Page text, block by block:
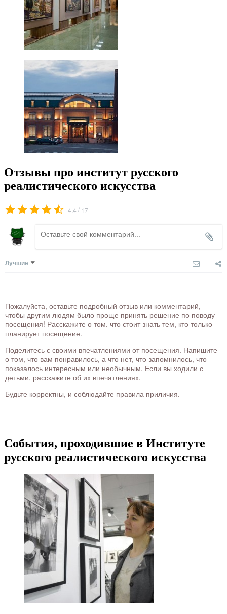
Отзывы про институт русского
реалистического искусства
4.4 / 17
Лучшие
Пожалуйста, оставьте подробный отзыв или комментарий,
чтобы другим людям было проще принять решение по поводу
посещения! Расскажите о том, что стоит знать тем, кто только
планирует посещение.
Поделитесь с своими впечатлениями от посещения. Напишите
о том, что вам понравилось, а что нет, что запомнилось, что
показалось интересным или необычным. Если вы ходили с
детьми, расскажите об их впечатлениях.
Будьте корректны, и соблюдайте правила приличия.
События, проходившие в Институте
русского реалистического искусства